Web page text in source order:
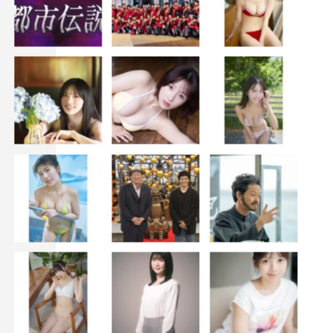
櫻井：でも、沙良ちゃん的には俺の方がいいんでしょ？
幸澤：うーん、そう…ですね（笑）。
藤原：ありがとう、おかげで傷つかないで済んだ（笑）。
『差出人は、誰ですか？』©TBS／撮影：加藤春日